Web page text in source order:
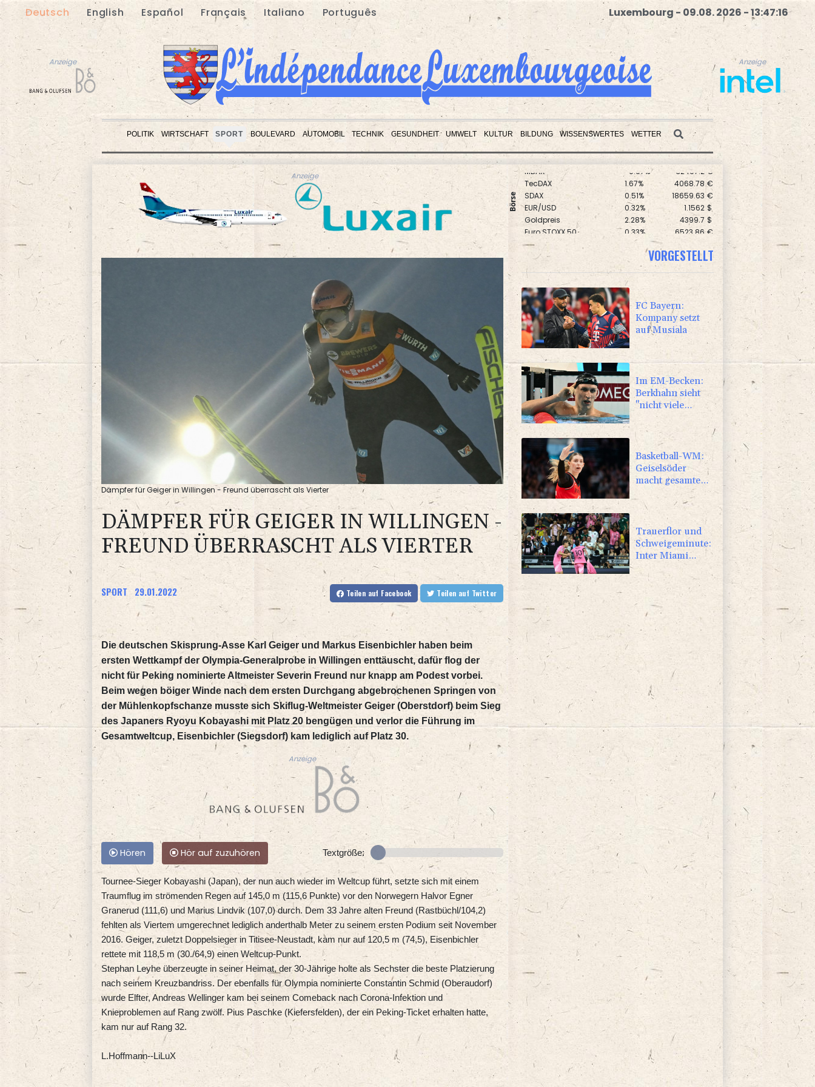
Deutsch English Español Français Italiano Português Luxembourg - 09.08. 2026 - 13:47:17
Anzeige Anzeige
POLITIK WIRTSCHAFT SPORT BOULEVARD AUTOMOBIL TECHNIK GESUNDHEIT UMWELT KULTUR BILDUNG WISSENSWERTES WETTER
Anzeige
Anzeige
Börse
MDAX -0.07% 32407.2
TecDAX
1.67% 4068.78 €
SDAX
0.51% 18659.63 €
EUR/USD
0.32% 1.1562 $
Goldpreis
2.28% 4399.7 $
Euro STOXX 50
0.33% 6523.86 €
DAX
0.68% 26319.45 €
Dämpfer für Geiger in Willingen - Freund überrascht als Vierter
DÄMPFER FÜR GEIGER IN WILLINGEN -
FREUND ÜBERRASCHT ALS VIERTER
SPORT 29.01.2022 Teilen auf Facebook Teilen auf Twitter
Die deutschen Skisprung-Asse Karl Geiger und Markus Eisenbichler haben beim
ersten Wettkampf der Olympia-Generalprobe in Willingen enttäuscht, dafür flog der
nicht für Peking nominierte Altmeister Severin Freund nur knapp am Podest vorbei.
Beim wegen böiger Winde nach dem ersten Durchgang abgebrochenen Springen von
der Mühlenkopfschanze musste sich Skiflug-Weltmeister Geiger (Oberstdorf) beim Sieg
des Japaners Ryoyu Kobayashi mit Platz 20 bengügen und verlor die Führung im
Gesamtweltcup, Eisenbichler (Siegsdorf) kam lediglich auf Platz 30.
Anzeige
Hören Hör auf zuzuhören Textgröße:
Tournee-Sieger Kobayashi (Japan), der nun auch wieder im Weltcup führt, setzte sich mit einem
Traumflug im strömenden Regen auf 145,0 m (115,6 Punkte) vor den Norwegern Halvor Egner
Granerud (111,6) und Marius Lindvik (107,0) durch. Dem 33 Jahre alten Freund (Rastbüchl/104,2)
fehlten als Viertem umgerechnet lediglich anderthalb Meter zu seinem ersten Podium seit November
2016. Geiger, zuletzt Doppelsieger in Titisee-Neustadt, kam nur auf 120,5 m (74,5), Eisenbichler
rettete mit 118,5 m (30./64,9) einen Weltcup-Punkt.
Stephan Leyhe überzeugte in seiner Heimat, der 30-Jährige holte als Sechster die beste Platzierung
nach seinem Kreuzbandriss. Der ebenfalls für Olympia nominierte Constantin Schmid (Oberaudorf)
wurde Elfter, Andreas Wellinger kam bei seinem Comeback nach Corona-Infektion und
Knieproblemen auf Rang zwölf. Pius Paschke (Kiefersfelden), der ein Peking-Ticket erhalten hatte,
kam nur auf Rang 32.
L.Hoffmann--LiLuX
VORGESTELLT
FC Bayern:
Kompany setzt
auf Musiala
Im EM-Becken:
Berkhahn sieht
"nicht viele
Medaillenchancen"
Basketball-WM:
Geiselsöder
macht gesamte
Vorbereitung mit
Trauerflor und
Schweigeminute:
Inter Miami
trauert mit Messi